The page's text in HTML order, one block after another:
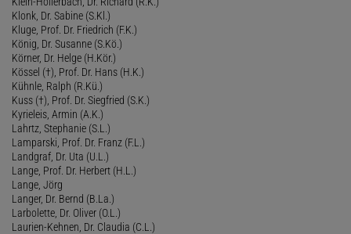
Klonk, Dr. Sabine (S.Kl.)
Kluge, Prof. Dr. Friedrich (F.K.)
König, Dr. Susanne (S.Kö.)
Körner, Dr. Helge (H.Kör.)
Kössel (†), Prof. Dr. Hans (H.K.)
Kühnle, Ralph (R.Kü.)
Kuss (†), Prof. Dr. Siegfried (S.K.)
Kyrieleis, Armin (A.K.)
Lahrtz, Stephanie (S.L.)
Lamparski, Prof. Dr. Franz (F.L.)
Landgraf, Dr. Uta (U.L.)
Lange, Prof. Dr. Herbert (H.L.)
Lange, Jörg
Langer, Dr. Bernd (B.La.)
Larbolette, Dr. Oliver (O.L.)
Laurien-Kehnen, Dr. Claudia (C.L.)